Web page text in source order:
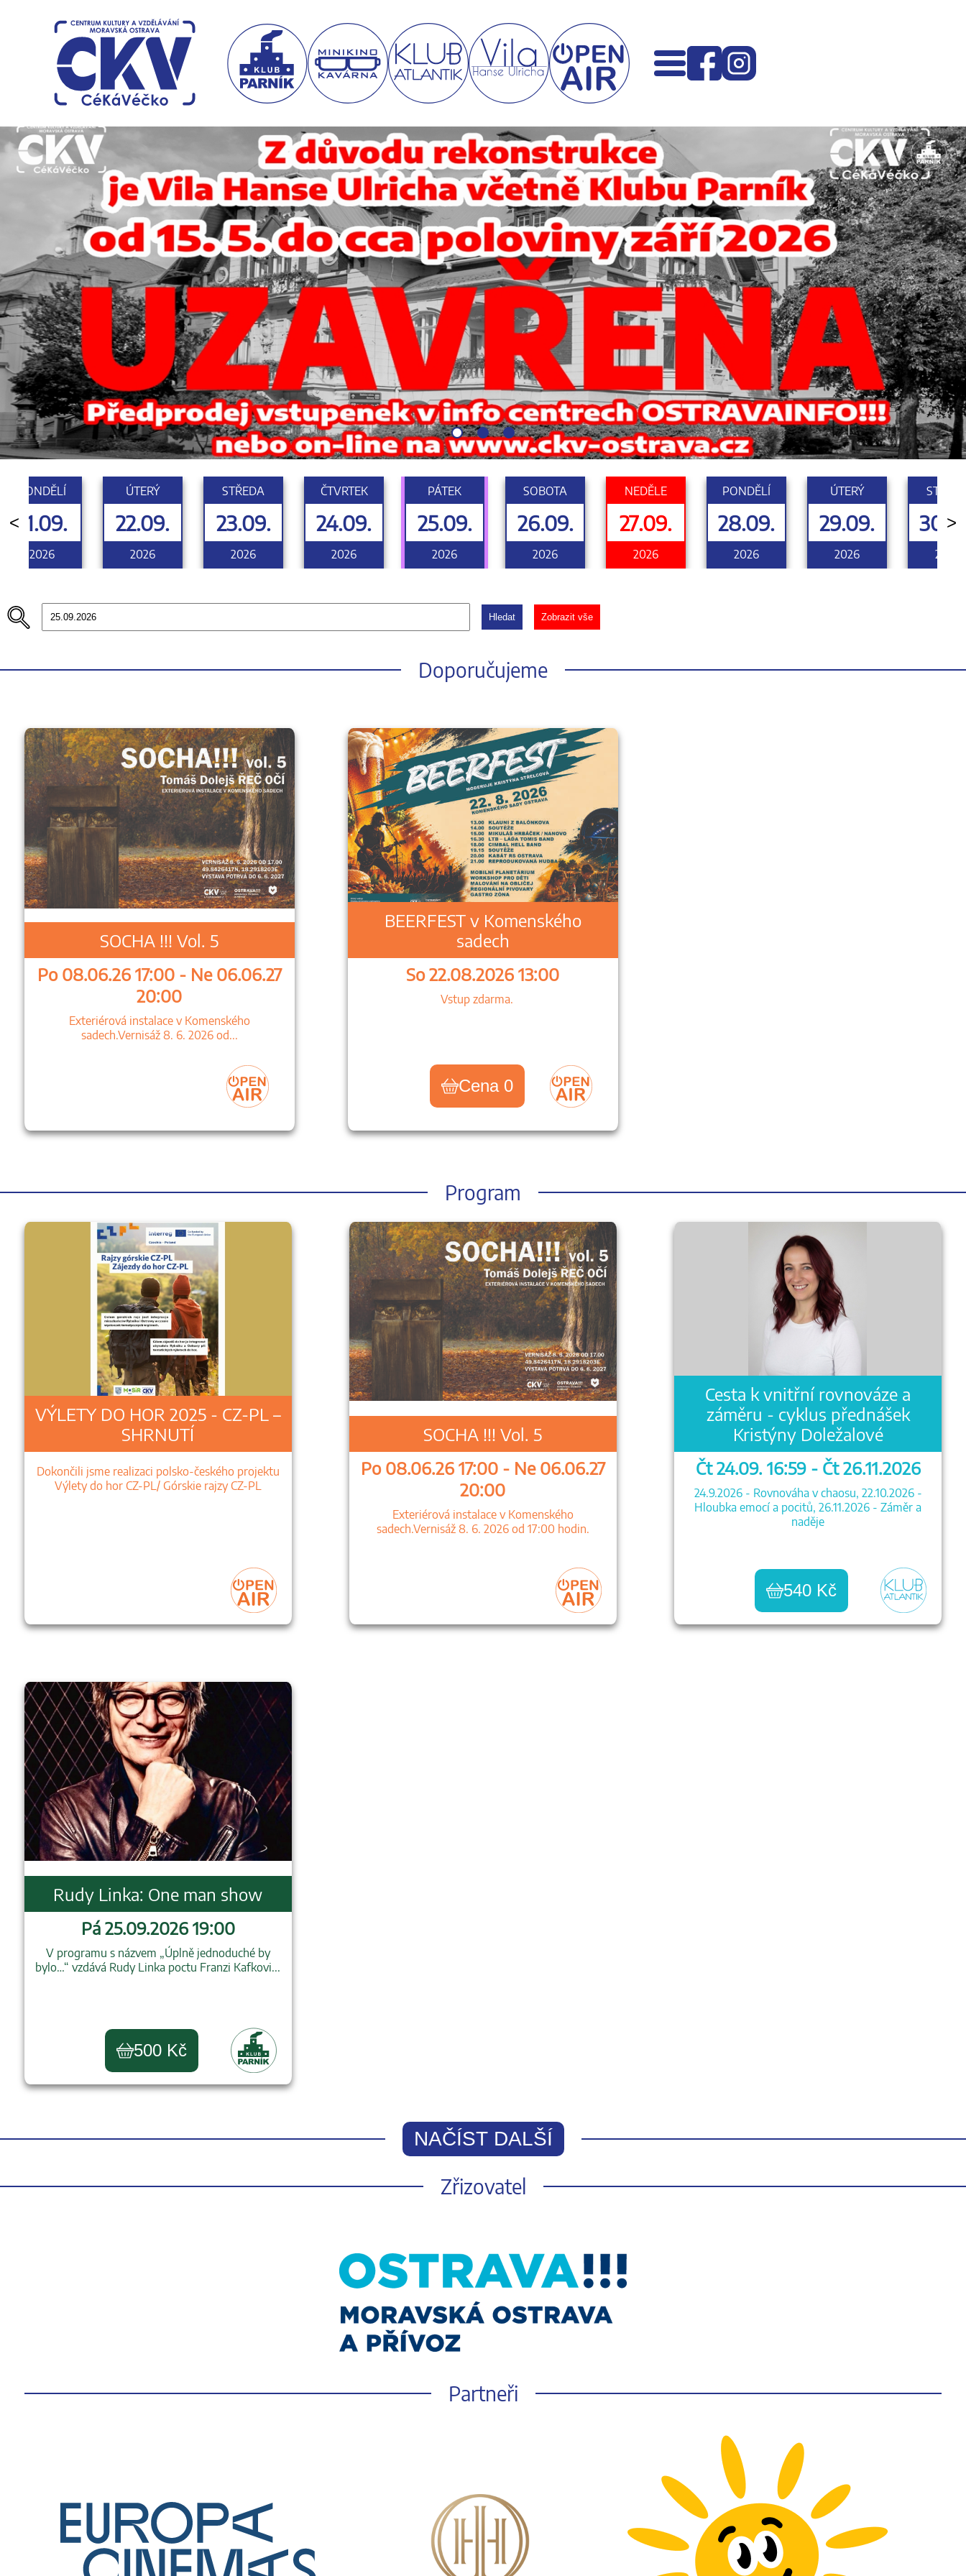
<
PONDĚLÍ
21.09.
2026
ÚTERÝ
22.09.
2026
STŘEDA
23.09.
2026
ČTVRTEK
24.09.
2026
PÁTEK
25.09.
2026
SOBOTA
26.09.
2026
NEDĚLE
27.09.
2026
PONDĚLÍ
28.09.
2026
ÚTERÝ
29.09.
2026 2026
>
Hledat Zobrazit vše
Doporučujeme
SOCHA !!! Vol. 5
Po 08.06.26 17:00 - Ne 06.06.27
20:00
Exteriérová instalace v Komenského
sadech.Vernisáž 8. 6. 2026 od...
BEERFEST v Komenského
sadech
So 22.08.2026 13:00
Vstup zdarma.
Cena 0
Program
VÝLETY DO HOR 2025 - CZ-PL –
SHRNUTÍ
Dokončili jsme realizaci polsko-českého projektu
Výlety do hor CZ-PL/ Górskie rajzy CZ-PL
SOCHA !!! Vol. 5
Po 08.06.26 17:00 - Ne 06.06.27
20:00
Exteriérová instalace v Komenského
sadech.Vernisáž 8. 6. 2026 od 17:00 hodin.
Cesta k vnitřní rovnováze a
záměru - cyklus přednášek
Kristýny Doležalové
Čt 24.09. 16:59 - Čt 26.11.2026
24.9.2026 - Rovnováha v chaosu, 22.10.2026 -
Hloubka emocí a pocitů, 26.11.2026 - Záměr a
naděje
540 Kč
Rudy Linka: One man show
Pá 25.09.2026 19:00
V programu s názvem „Úplně jednoduché by
bylo…“ vzdává Rudy Linka poctu Franzi Kafkovi...
500 Kč
NAČÍST DALŠÍ
Zřizovatel
Partneři